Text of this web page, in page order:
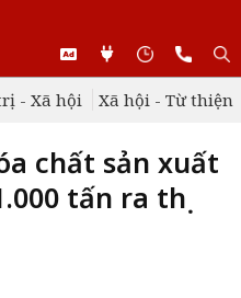
- Xã hội Xã hội - Từ thiện
chất sản xuất
tấn ra thị